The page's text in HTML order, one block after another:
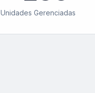
Unidades Gerenciadas